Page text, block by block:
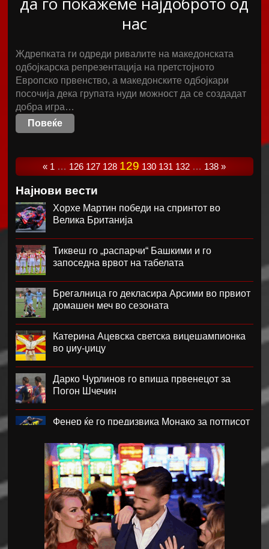
нас
Ждрепката ги одреди ривалите на македонската
одбојкарска репрезентација на претстојното
Европско првенство, а македонските одбојкари
посочија дека групата нуди можност да се создадат
добра игра…
Повеќе
« 1 … 126 127 128 129 130 131 132 … 138 »
Најнови вести
Хорхе Мартин победи на спринтот во
Велика Британија
Тиквеш го „распарчи“ Башкими и го
запоседна врвот на табелата
Брегалница го декласира Арсими во првиот
домашен меч во сезоната
Катерина Ацевска светска вицешампионка
во џиу-џицу
Дарко Чурлинов го впиша првенецот за
Погон Шчечин
Фенер ќе го предизвика Монако за потписот
Челзи убедливо го надигра Милан во
Австралија
Кенан Јилдиз на листата на желби на
Арсенал